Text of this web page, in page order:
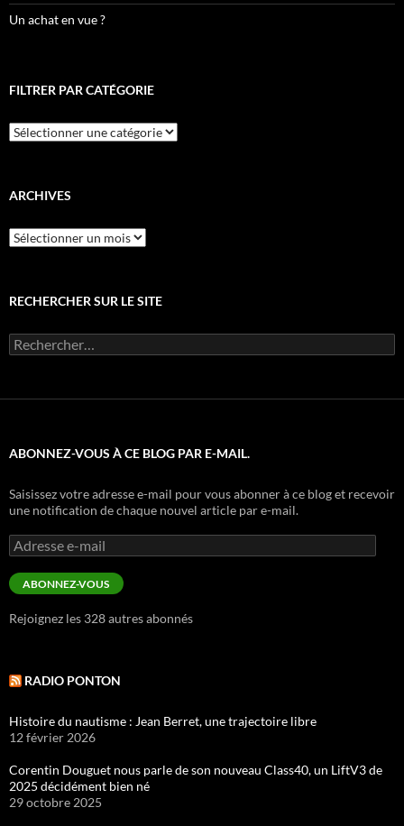
Un achat en vue ?
FILTRER PAR CATÉGORIE
Filtrer
par
ARCHIVES
Archives
RECHERCHER SUR LE SITE
Rechercher :
ABONNEZ-VOUS À CE BLOG PAR E-MAIL.
Saisissez votre adresse e-mail pour vous abonner à ce blog et recevoir
une notification de chaque nouvel article par e-mail.
Adresse
e-
mail
ABONNEZ-VOUS
Rejoignez les 328 autres abonnés
RADIO PONTON
Histoire du nautisme : Jean Berret, une trajectoire libre
12 février 2026
Corentin Douguet nous parle de son nouveau Class40, un LiftV3 de
2025 décidément bien né
29 octobre 2025